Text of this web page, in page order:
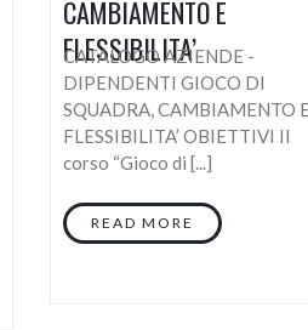
CAMBIAMENTO E
FLESSIBILITA’
CATALOGO AZIENDE -
DIPENDENTI GIOCO DI
SQUADRA, CAMBIAMENTO
FLESSIBILITA’ OBIETTIVI Il
corso “Gioco di [...]
READ MORE